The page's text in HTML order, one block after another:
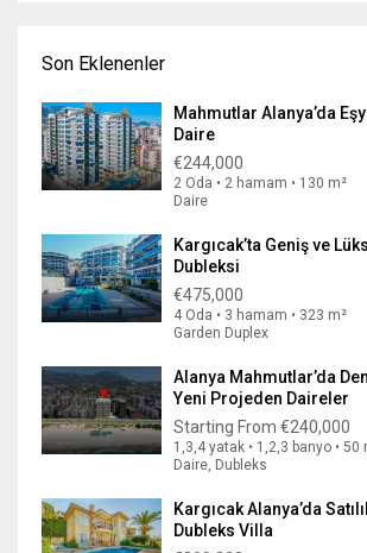
Son Eklenenler
Mahmutlar Alanya’da
Daire
€244,000
2 Oda • 2 hamam • 130 m²
Daire
Kargıcak’ta Geniş ve
Dubleksi
€475,000
4 Oda • 3 hamam • 323 m²
Garden Duplex
Alanya Mahmutlar’da
Yeni Projeden Daireler
Starting From €240,000
1,3,4 yatak • 1,2,3 banyo • 50
Daire, Dubleks
Kargıcak Alanya’da
Dubleks Villa